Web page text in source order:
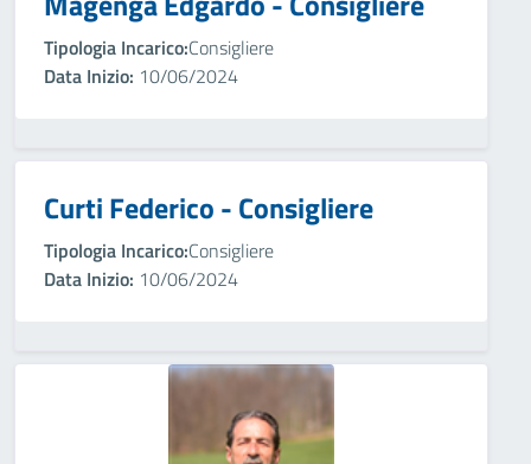
Tipologia Incarico:Consigliere
Data Inizio: 10/06/2024
Curti Federico - Consigliere
Tipologia Incarico:Consigliere
Data Inizio: 10/06/2024